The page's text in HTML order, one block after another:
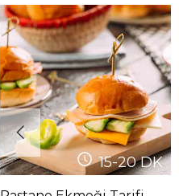
15-20DK